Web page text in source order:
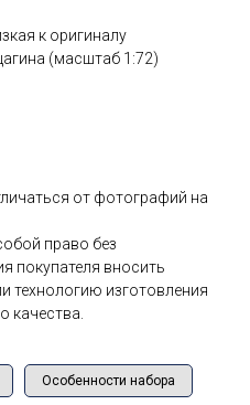
к оригиналу
(масштаб 1:72)
от фотографий на
право без
покупателя вносить
технологию изготовления
качества.
Особенности набора